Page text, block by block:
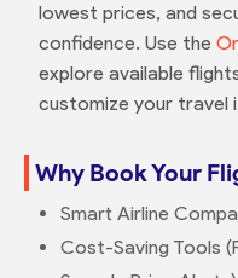
lowest prices, and
confidence. Use the
explore available
customize your travel
Why Book Your
Smart Airline
Cost-Saving Tools